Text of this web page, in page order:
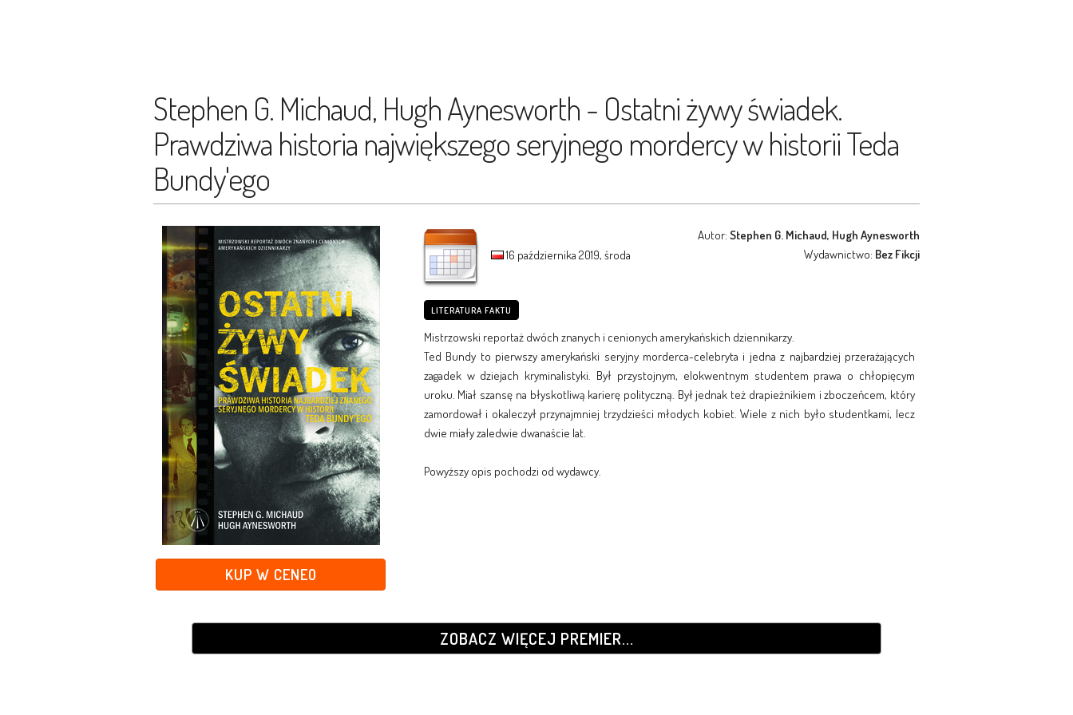
Stephen G. Michaud, Hugh Aynesworth - Ostatni żywy świadek.
Prawdziwa historia największego seryjnego mordercy w historii Teda
Bundy'ego
KUP W CENEO
16 października 2019, środa
Autor: Stephen G. Michaud, Hugh Aynesworth
Wydawnictwo: Bez Fikcji
LITERATURA FAKTU
Mistrzowski reportaż dwóch znanych i cenionych amerykańskich dziennikarzy.
Ted Bundy to pierwszy amerykański seryjny morderca-celebryta i jedna z najbardziej przerażających
zagadek w dziejach kryminalistyki. Był przystojnym, elokwentnym studentem prawa o chłopięcym
uroku. Miał szansę na błyskotliwą karierę polityczną. Był jednak też drapieżnikiem i zboczeńcem, który
zamordował i okaleczył przynajmniej trzydzieści młodych kobiet. Wiele z nich było studentkami, lecz
dwie miały zaledwie dwanaście lat.
Powyższy opis pochodzi od wydawcy.
ZOBACZ WIĘCEJ PREMIER...